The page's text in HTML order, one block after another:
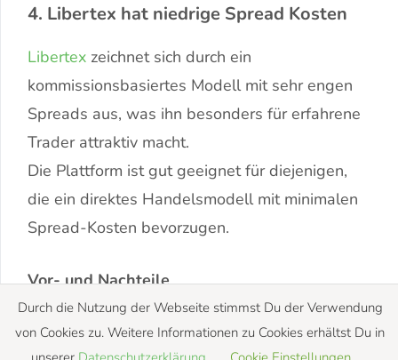
4. Libertex hat niedrige Spread Kosten
Libertex zeichnet sich durch ein
kommissionsbasiertes Modell mit sehr engen
Spreads aus, was ihn besonders für erfahrene
Trader attraktiv macht.
Die Plattform ist gut geeignet für diejenigen,
die ein direktes Handelsmodell mit minimalen
Spread-Kosten bevorzugen.
Vor- und Nachteile
Vorteile
Durch die Nutzung der Webseite stimmst Du der Verwendung
von Cookies zu. Weitere Informationen zu Cookies erhältst Du in